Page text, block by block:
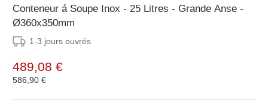
Conteneur á Soupe Inox - 25 Litres - Grande Anse -
Ø360x350mm
1-3 jours ouvrés
489,08 €
586,90 €